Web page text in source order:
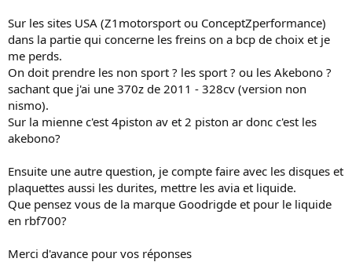
u
s
s
i
o
n
Sur les sites USA (Z1motorsport ou ConceptZperformance)
dans la partie qui concerne les freins on a bcp de choix et je
me perds.
On doit prendre les non sport ? les sport ? ou les Akebono ?
sachant que j'ai une 370z de 2011 - 328cv (version non
nismo).
Sur la mienne c'est 4piston av et 2 piston ar donc c'est les
akebono?
Ensuite une autre question, je compte faire avec les disques et
plaquettes aussi les durites, mettre les avia et liquide.
Que pensez vous de la marque Goodrigde et pour le liquide
en rbf700?
Merci d'avance pour vos réponses